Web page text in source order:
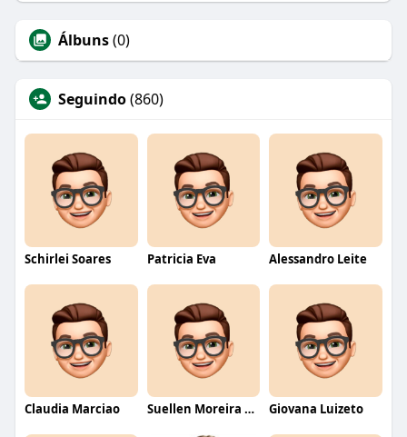
Álbuns(0)
Seguindo(860)
Schirlei Soares Patricia Eva Alessandro Leite
Claudia Marciao Suellen Moreira Parente de Oliveira Giovana Luizeto